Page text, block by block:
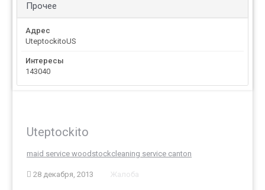
Прочее
Адрес
UteptockitoUS
Интересы
143040
Uteptockito
maid service woodstockcleaning service canton
28 декабря, 2013 Жалоба